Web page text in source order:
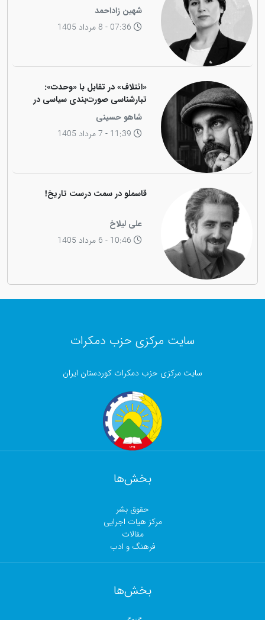
شهین زاداحمد
«ائتلاف» در تقابل با «وحدت»:
تبارشناسی صورت‌بندی سیاسی در
جامعه کوردی
شاهو حسینی
قاسملو در سمت درست تاریخ!
علی لیلاخ
سایت مرکزی حزب دمکرات
سایت مرکزی حزب دمکرات کوردستان ایران
بخش‌ها
حقوق بشر
مرکز هیات اجرایی
مقالات
فرهنگ و ادب
بخش‌ها